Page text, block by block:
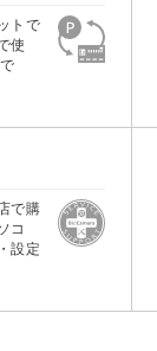
トで
使
で購
コ
設定